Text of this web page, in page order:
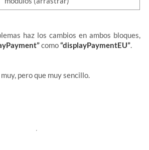
haz los cambios en ambos bloques,
como“displayPaymentEU”.
muy, pero que muy sencillo.